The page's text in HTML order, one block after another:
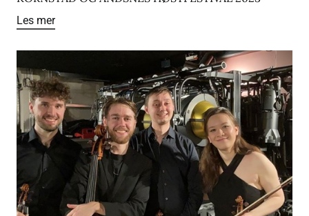
Les mer